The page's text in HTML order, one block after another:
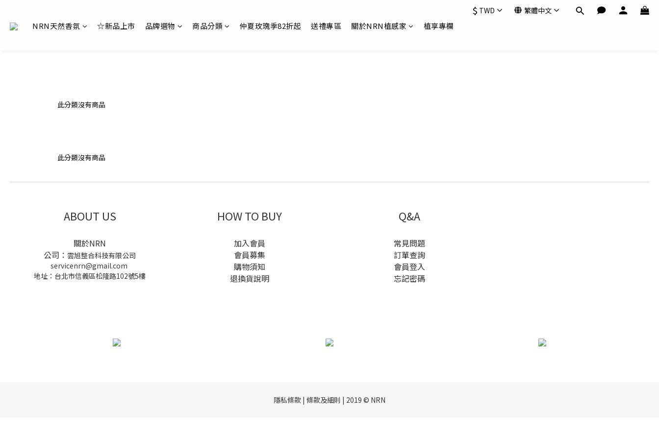
$ TWD 繁體中文
NRN天然香氛 ☆新品上市 品牌選物 商品分類 仲夏玫瑰季82折起 送禮專區 關於NRN植感家 植享專欄
此分類沒有商品
此分類沒有商品
ABOUT US
關於NRN
公司： 雲旭整合科技有限公司
servicenrn@gmail.com
地址：台北市信義區松隆路102號5樓
HOW TO BUY
加入會員
會員募集
購物須知
退換貨說明
Q&A
常見問題
訂單查詢
會員登入
忘記密碼
隱私條款 | 條款及細則 | 2019 © NRN